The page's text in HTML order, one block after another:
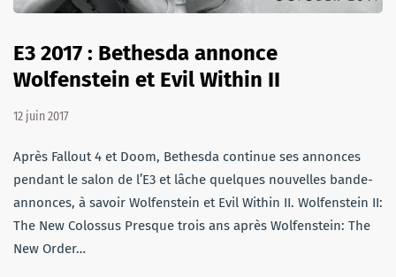
E3 2017 : Bethesda annonce
Wolfenstein et Evil Within II
12 juin 2017
Après Fallout 4 et Doom, Bethesda continue ses annonces
pendant le salon de l’E3 et lâche quelques nouvelles bande-
annonces, à savoir Wolfenstein et Evil Within II. Wolfenstein II:
The New Colossus Presque trois ans après Wolfenstein: The
New Order…